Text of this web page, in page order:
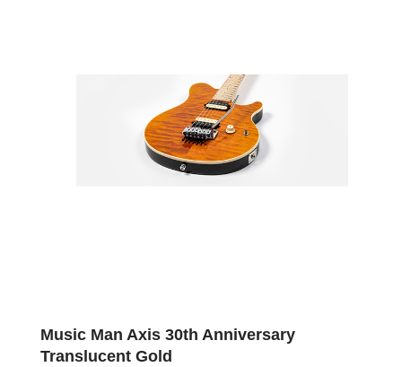
Music Man Axis 30th Anniversary
Translucent Gold